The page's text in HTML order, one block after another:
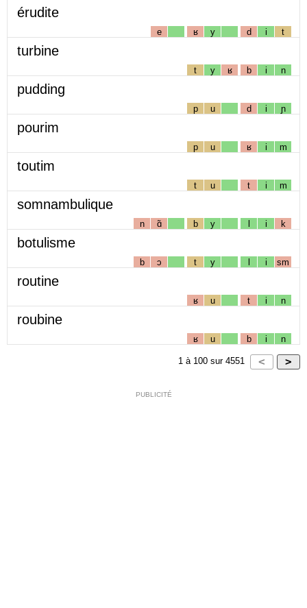
érudite
e ʁ y d i t
turbine
t y ʁ b i n
pudding
p u d i ɲ
pourim
p u ʁ i m
toutim
t u t i m
somnambulique
n ɑ̃ b y l i k
botulisme
b ɔ t y l i sm
routine
ʁ u t i n
roubine
ʁ u b i n
1 à 100 sur 4551
PUBLICITÉ